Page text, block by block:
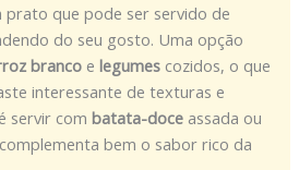
prato que pode ser servido de
do seu gosto. Uma opção
branco elegumes cozidos, o que
interessante de texturas e
servir combatata-doce assada ou
bem o sabor rico da